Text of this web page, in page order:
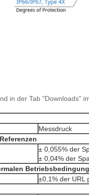
in der Tab "Downloads"
Messdruck
± 0,055% der
± 0,04% der
±0,1% der URL